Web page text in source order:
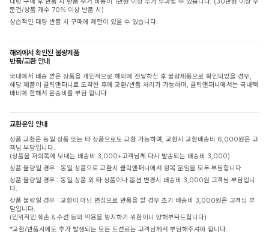
문건/상품 개수 70% 이상 반품 시)
상습적인 대량 반품 시 구매에 제한이 있을 수 있습니다.
해외에서 확인된 불량제품
반품/교환 안내
국내에서 배송 받은 상품을 개인적으로 해외에 전달하신 후 불량제품으로 확인되었을 경우,
해당 제품이 클릭앤퍼니로 도착된 후에 교환/반품 처리가 가능하며, 클릭앤퍼니에서는 국내택
배비에 한해서 운송비를 부담 합니다
교환운임 안내
상품 교환은 동일 상품 또는 타 상품으로도 교환 가능하며, 교환시 교환배송비 6,000원은 고
객님 부담입니다.
(상품을 저희쪽에 보내는 배송비 3,000+고객님께 다시 발송되는 배송비 3,000)
상품 불량일 경우 : 동일 상품으로 교환시 클릭앤퍼니에서 왕복 운임을 모두 부담합니다.
상품 불량일 경우 : 동일 상품 외 타 상품이나 옵션 변경시 배송비 3,000원 고객님 부담입니
다.
상품 불량일 경우 : 교환이 아닌 변심으로 반품을 할 경우 초기 배송비 3,000원은 고객님 부
담입니다.
(인위적인 훼손 & 수선 등의 악용을 방지하기 위함이니 양해부탁드립니다)
*교환/반품시에도 추가 발생되는 모든 도선료는 고객님께서 부담해주셔야 합니다.